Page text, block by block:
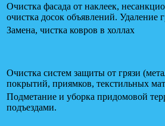
Очистка фасада от наклеек,
очистка досок объявлений. Удаление
Замена, чистка ковров в холлах
Очистка систем защиты от грязи
покрытий, приямков, текстильных
Подметание и уборка придомовой
подъездами.